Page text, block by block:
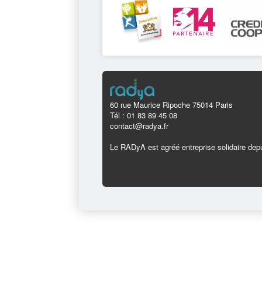
60 rue Maurice Ripoche 75014 Paris
Tél : 01 83 89 45 08
contact@radya.fr
Le RADyA est agréé entreprise solidaire